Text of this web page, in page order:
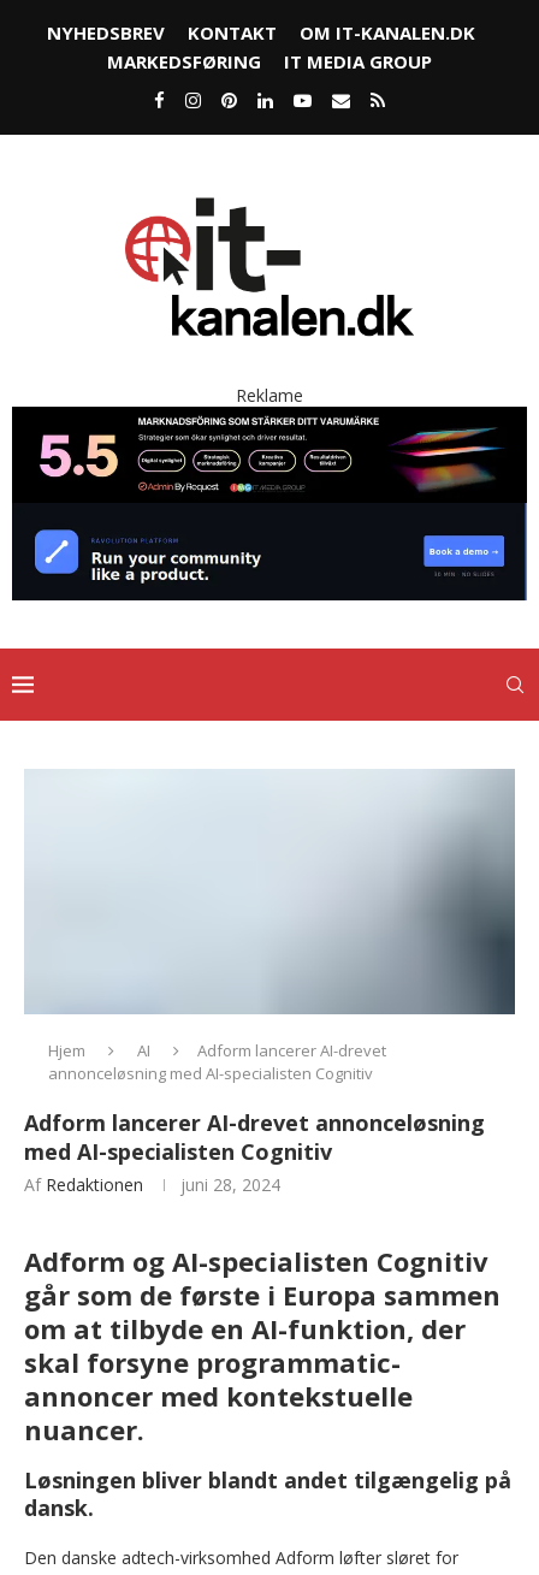
NYHEDSBREV KONTAKT
OM IT-KANALEN.DK
MARKEDSFØRING
IT MEDIA GROUP
Reklame
Hjem AI
Adform lancerer AI-drevet
annonceløsning med AI-specialisten Cognitiv
Adform lancerer AI-drevet annonceløsning
med AI-specialisten Cognitiv
Af Redaktionen juni 28, 2024
Adform og AI-specialisten Cognitiv
går som de første i Europa sammen
om at tilbyde en AI-funktion, der
skal forsyne programmatic-
annoncer med kontekstuelle
nuancer.
Løsningen bliver blandt andet tilgængelig på
dansk.
Den danske adtech-virksomhed Adform løfter sløret for